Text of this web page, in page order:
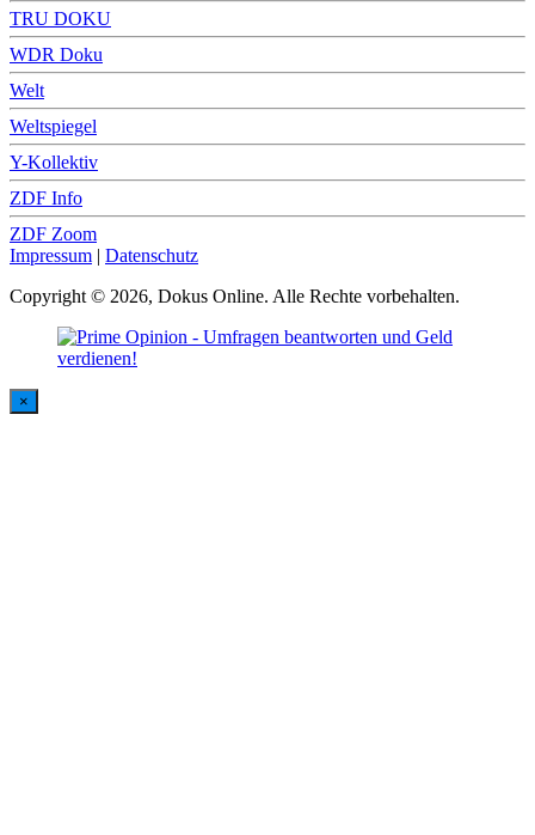
TRU DOKU
WDR Doku
Welt
Weltspiegel
Y-Kollektiv
ZDF Info
ZDF Zoom
Impressum | Datenschutz
Copyright © 2026, Dokus Online. Alle Rechte vorbehalten.
×